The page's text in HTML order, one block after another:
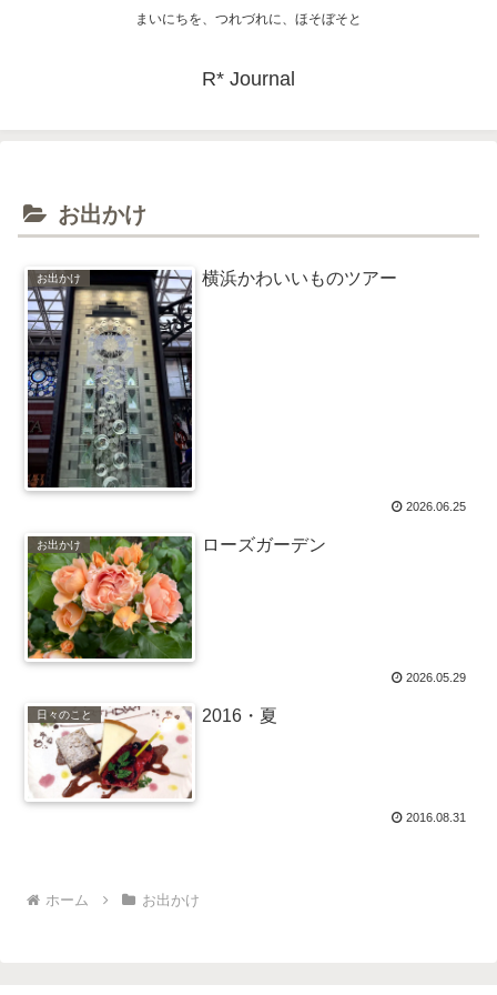
まいにちを、つれづれに、ほそぼそと
R* Journal
お出かけ
お出かけ 横浜かわいいものツアー
2026.06.25
お出かけ ローズガーデン
2026.05.29
日々のこと 2016・夏
2016.08.31
ホーム お出かけ